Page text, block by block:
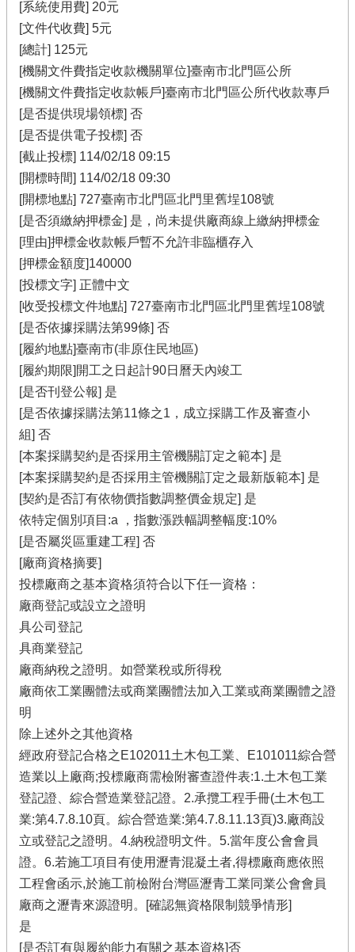
[系統使用費] 20元
[文件代收費] 5元
[總計] 125元
[機關文件費指定收款機關單位]臺南市北門區公所
[機關文件費指定收款帳戶]臺南市北門區公所代收款專戶
[是否提供現場領標] 否
[是否提供電子投標] 否
[截止投標] 114/02/18 09:15
[開標時間] 114/02/18 09:30
[開標地點] 727臺南市北門區北門里舊埕108號
[是否須繳納押標金] 是，尚未提供廠商線上繳納押標金
[理由]押標金收款帳戶暫不允許非臨櫃存入
[押標金額度]140000
[投標文字] 正體中文
[收受投標文件地點] 727臺南市北門區北門里舊埕108號
[是否依據採購法第99條] 否
[履約地點]臺南市(非原住民地區)
[履約期限]開工之日起計90日曆天內竣工
[是否刊登公報] 是
[是否依據採購法第11條之1，成立採購工作及審查小
組] 否
[本案採購契約是否採用主管機關訂定之範本] 是
[本案採購契約是否採用主管機關訂定之最新版範本] 是
[契約是否訂有依物價指數調整價金規定] 是
依特定個別項目:a ，指數漲跌幅調整幅度:10%
[是否屬災區重建工程] 否
[廠商資格摘要]
投標廠商之基本資格須符合以下任一資格：
廠商登記或設立之證明
具公司登記
具商業登記
廠商納稅之證明。如營業稅或所得稅
廠商依工業團體法或商業團體法加入工業或商業團體之證
明
除上述外之其他資格
經政府登記合格之E102011土木包工業、E101011綜合營
造業以上廠商;投標廠商需檢附審查證件表:1.土木包工業
登記證、綜合營造業登記證。2.承攬工程手冊(土木包工
業:第4.7.8.10頁。綜合營造業:第4.7.8.11.13頁)3.廠商設
立或登記之證明。4.納稅證明文件。5.當年度公會會員
證。6.若施工項目有使用瀝青混凝土者,得標廠商應依照
工程會函示,於施工前檢附台灣區瀝青工業同業公會會員
廠商之瀝青來源證明。[確認無資格限制競爭情形]
是
[是否訂有與履約能力有關之基本資格]否